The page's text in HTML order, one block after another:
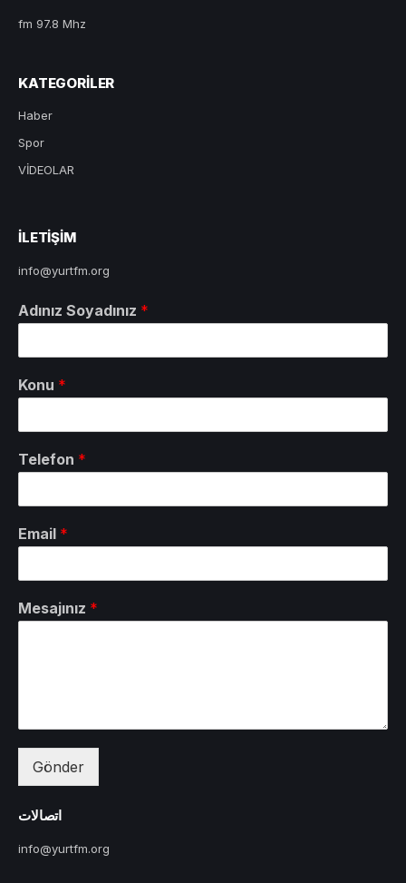
fm 97.8 Mhz
KATEGORILER
Haber
Spor
VİDEOLAR
ILETIŞIM
info@yurtfm.org
Adınız Soyadınız *
Konu *
Telefon *
Email *
Mesajınız *
Gönder
اتصالات
info@yurtfm.org